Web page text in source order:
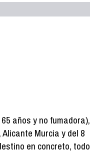
años y no fumadora),
Murcia y del 8
en concreto, todo